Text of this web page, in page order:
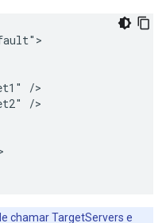
/>
/>
chamar TargetServers e